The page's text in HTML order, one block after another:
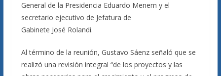
General de la Presidencia Eduardo Menem y el
secretario ejecutivo de Jefatura de
Gabinete José Rolandi.
Al término de la reunión, Gustavo Sáenz señaló que se
realizó una revisión integral “de los proyectos y las